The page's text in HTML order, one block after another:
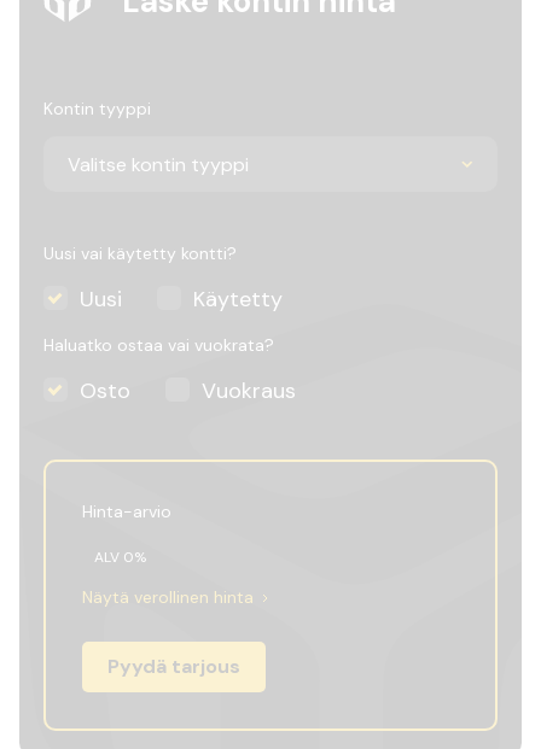
Kontin tyyppi
Uusi vai käytetty kontti?
Uusi Käytetty
Haluatko ostaa vai vuokrata?
Osto Vuokraus
Hinta-arvio
ALV 0%
Näytä verollinen hinta
Pyydä tarjous